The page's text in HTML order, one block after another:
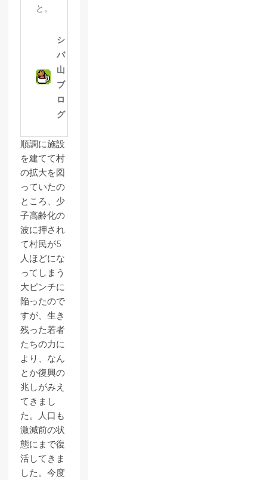
順調に施設
を建てて村
の拡大を図
っていたの
ところ、少
子高齢化の
波に押され
て村民が5
人ほどにな
ってしまう
大ピンチに
陥ったので
すが、生き
残った若者
たちの力に
より、なん
とか復興の
兆しがみえ
てきまし
た。人口も
激減前の状
態にまで復
活してきま
した。今度